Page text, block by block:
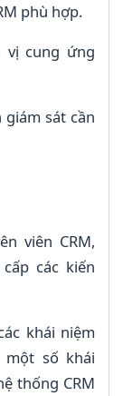
phù hợp.
vị cung ứng
giám sát cần
viên CRM,
các kiến
khái niệm
một số khái
thống CRM